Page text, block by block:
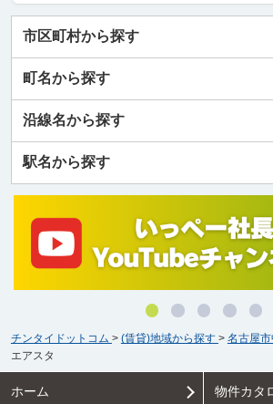
市区町村から探す
町名から探す
沿線名から探す
駅名から探す
チンタイドットコム > (賃貸)地域から探す > 名古屋市
エアスタ
ホーム 物件カタ